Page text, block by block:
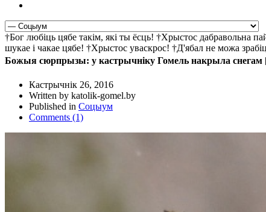
†Бог любіць цябе такім, які ты ёсць! †Хрыстос дабравольна
шукае і чакае цябе! †Хрыстос уваскрос! †Д'ябал не можа
Божыя сюрпрызы: у кастрычніку Гомель накрыла снегам
Кастрычнік 26, 2016
Written by katolik-gomel.by
Published in Соцыум
Comments (1)